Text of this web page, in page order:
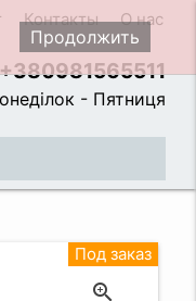
Контакты О нас
- Пятниця
Под заказ
Продолжить